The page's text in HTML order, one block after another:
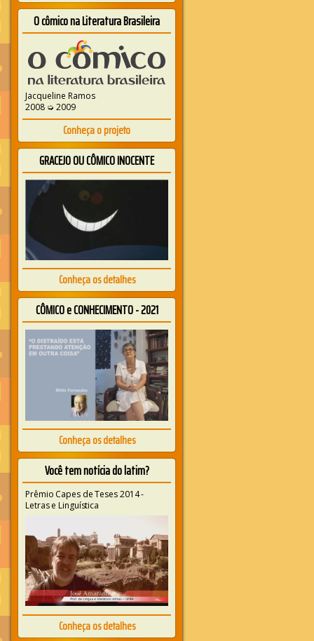
O cômico na Literatura Brasileira
Jacqueline Ramos
2008 ➭ 2009
Conheça o projeto
GRACEJO OU CÔMICO INOCENTE
Conheça os detalhes
CÔMICO e CONHECIMENTO - 2021
Conheça os detalhes
Você tem notícia do latim?
Prêmio Capes de Teses 2014 -
Letras e Linguística
Conheça os detalhes